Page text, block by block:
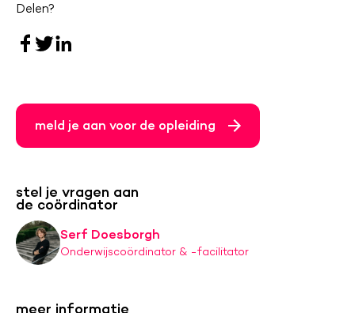
Delen?
meld je aan voor de opleiding
stel je vragen aan
de coördinator
Serf Doesborgh
Onderwijscoördinator & -facilitator
meer informatie